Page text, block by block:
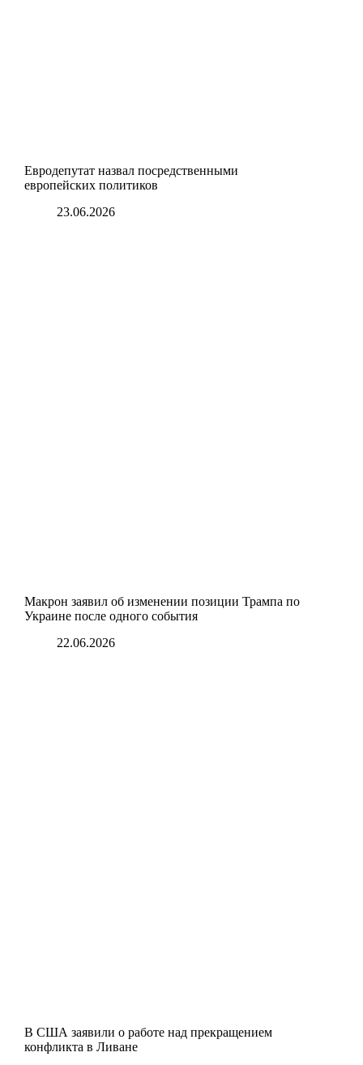
Евродепутат назвал посредственными
европейских политиков
23.06.2026
Макрон заявил об изменении позиции Трампа по
Украине после одного события
22.06.2026
В США заявили о работе над прекращением
конфликта в Ливане